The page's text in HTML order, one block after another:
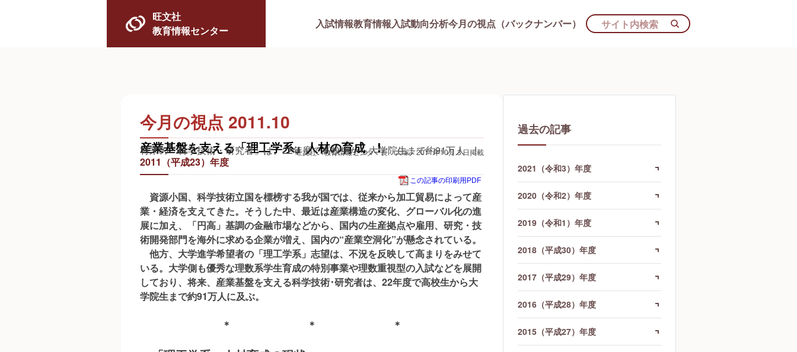
旺文社
教育情報センター
入試情報教育情報入試動向分析今月の視点（バックナンバー）
今月の視点 2011.10
産業基盤を支える「理工学系」人材の育成 !
将来の「科学技術・研究者」は、22年度で高校生から大学院生まで約91万人 !
旺文社 教育情報センター長 大塚／2011年10月３日掲載
2011（平成23）年度
この記事の印刷用PDF
資源小国、科学技術立国を標榜する我が国では、従来から加工貿易によって産
業・経済を支えてきた。そうした中、最近は産業構造の変化、グローバル化の進
展に加え、「円高」基調の金融市場などから、国内の生産拠点や雇用、研究・技
術開発部門を海外に求める企業が増え、国内の“産業空洞化”が懸念されている。
他方、大学進学希望者の「理工学系」志望は、不況を反映して高まりをみせて
いる。大学側も優秀な理数系学生育成の特別事業や理数重視型の入試などを展開
しており、将来、産業基盤を支える科学技術･研究者は、22年度で高校生から大
学院生まで約91万人に及ぶ。
＊ ＊ ＊
過去の記事
2021（令和3）年度
2020（令和2）年度
2019（令和1）年度
2018（平成30）年度
2017（平成29）年度
2016（平成28）年度
2015（平成27）年度